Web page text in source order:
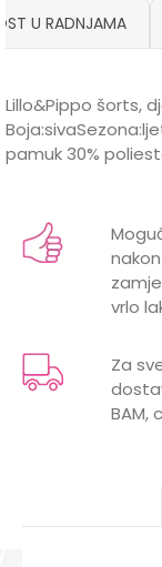
U RADNJAMA
Lillo&Pippo šorts,
pamuk 30%
Kategorija
BOJA
POL
Email
vrlo
Za
BAM,